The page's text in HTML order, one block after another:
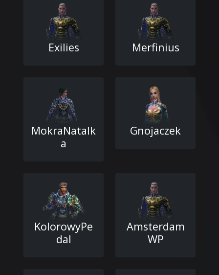
Exilies Merfinius
MokraNatalk
a
Gnojaczek
KolorowyPe
dal
Amsterdam
WP